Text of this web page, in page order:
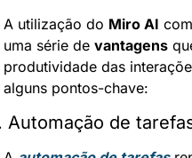
A utilização do Miro AI
uma série de vantagens
produtividade das
alguns pontos-chave:
Automação de